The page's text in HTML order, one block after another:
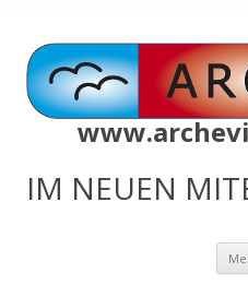
IM NEUEN